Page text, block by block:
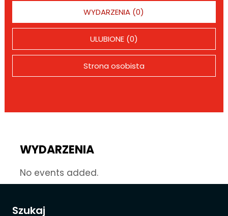
Szukaj
WYDARZENIA (0)
ULUBIONE (0)
Strona osobista
WYDARZENIA
No events added.